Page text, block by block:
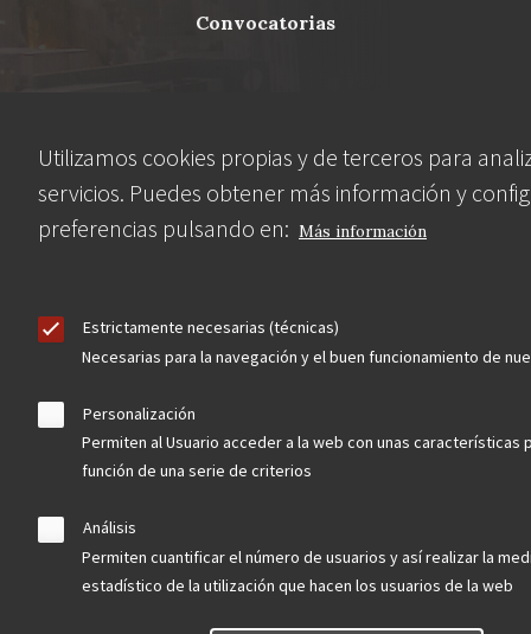
Utilizamos cookies propias y de terceros para
servicios. Puedes obtener más información y
preferencias pulsando en: Más información
Estrictamente necesarias (técnicas)
Necesarias para la navegación y el buen funcionamiento de
Personalización
Permiten al Usuario acceder a la web con unas características
función de una serie de criterios
Análisis
Permiten cuantificar el número de usuarios y así realizar la
estadístico de la utilización que hacen los usuarios de la web
convocatorias
Nuestras redes
Contacta